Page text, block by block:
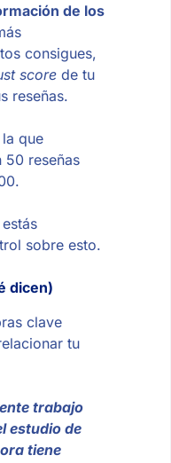
de los
consigues,
score de tu
reseñas.
que
50 reseñas
sobre esto.
dicen)
clave
tu
trabajo
estudio de
tiene